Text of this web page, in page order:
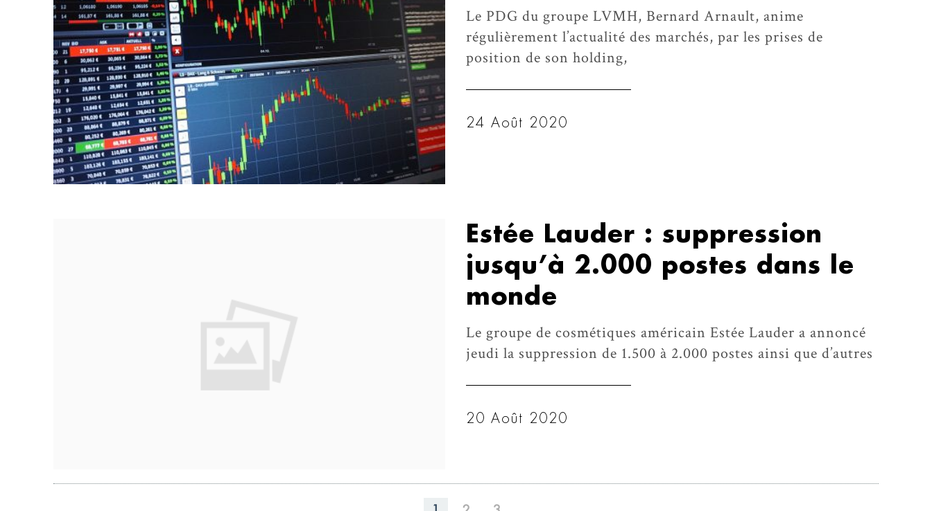
Le PDG du groupe LVMH, Bernard Arnault, anime
régulièrement l’actualité des marchés, par les prises de
position de son holding,
24 Août 2020
Estée Lauder : suppression
jusqu’à 2.000 postes dans le
monde
Le groupe de cosmétiques américain Estée Lauder a annoncé
jeudi la suppression de 1.500 à 2.000 postes ainsi que d’autres
20 Août 2020